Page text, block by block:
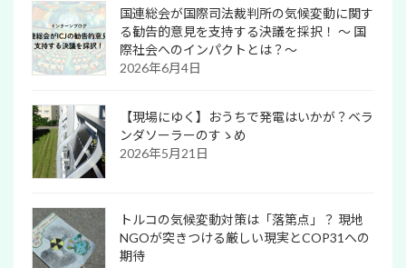
国連総会が国際司法裁判所の気候変動に関す
る勧告的意見を支持する決議を採択！ 〜 国
際社会へのインパクトとは？～
2026年6月4日
【現場にゆく】おうちで発電はいかが？ベラ
ンダソーラーのすゝめ
2026年5月21日
トルコの気候変動対策は「落第点」？ 現地
NGOが突きつける厳しい現実とCOP31への
期待